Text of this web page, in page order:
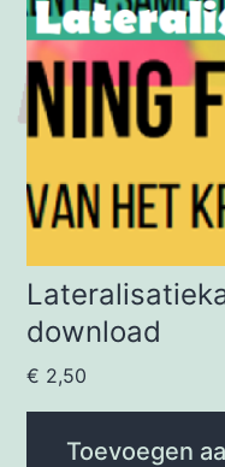
download
€ 2,50
Toevoegen